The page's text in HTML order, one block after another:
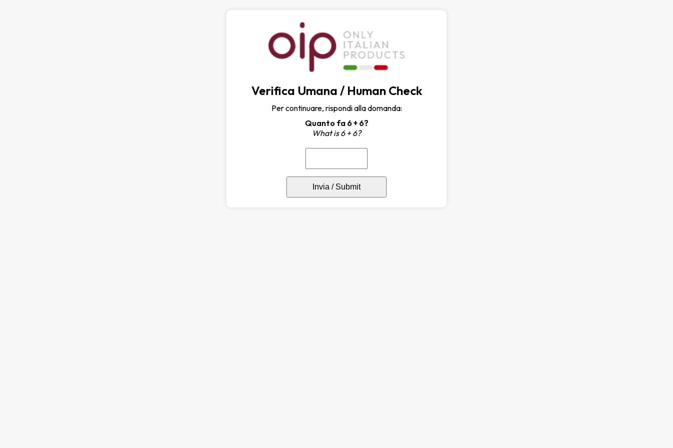
Verifica Umana / Human Check
Per continuare, rispondi alla domanda:
Quanto fa 6 + 6?
What is 6 + 6?
Invia / Submit